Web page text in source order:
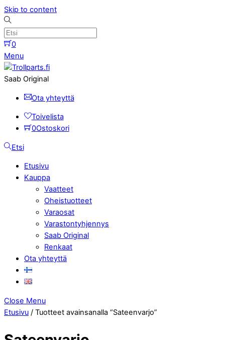
Skip to content
0
Menu
Saab Original
Ota yhteyttä
Toivelista
0Ostoskori
Etsi
Etusivu
Kauppa
Vaatteet
Oheistuotteet
Varaosat
Varastontyhjennys
Saab Original
Renkaat
Ota yhteyttä
Close Menu
Etusivu / Tuotteet avainsanalla “Sateenvarjo”